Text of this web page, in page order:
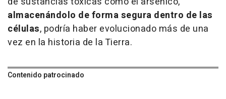
almacenándolo de forma segura dentro de las
células, podría haber evolucionado más de una
vez en la historia de la Tierra.
Contenido patrocinado